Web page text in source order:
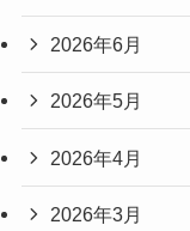
2026年6月
2026年5月
2026年4月
2026年3月